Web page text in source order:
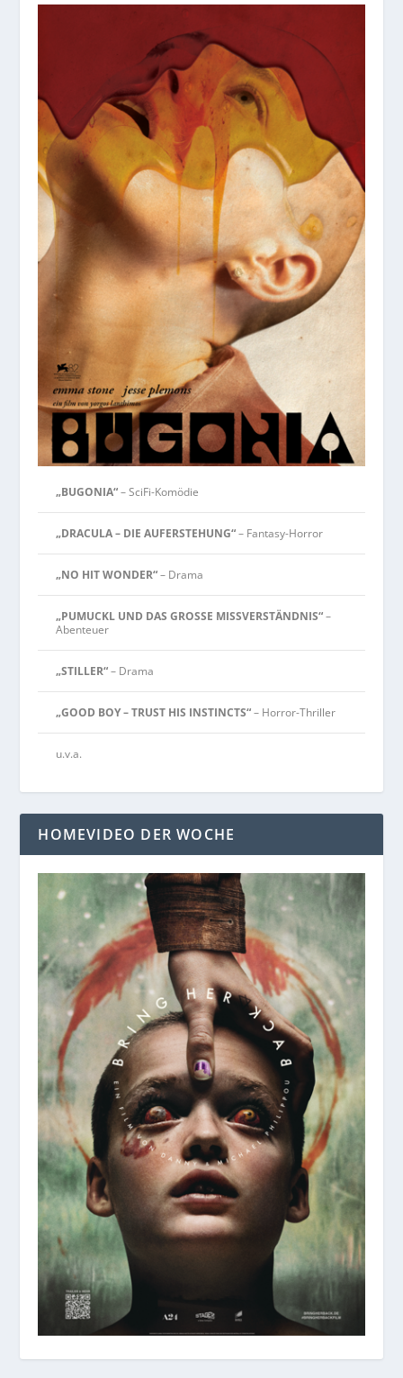
„BUGONIA“– SciFi-Komödie
„DRACULA – DIE AUFERSTEHUNG“– Fantasy-Horror
„NO HIT WONDER“– Drama
„PUMUCKL UND DAS GROSSE MISSVERSTÄNDNIS“–
Abenteuer
„STILLER“– Drama
„GOOD BOY – TRUST HIS INSTINCTS“– Horror-Thriller
u.v.a.
HOMEVIDEO DER WOCHE